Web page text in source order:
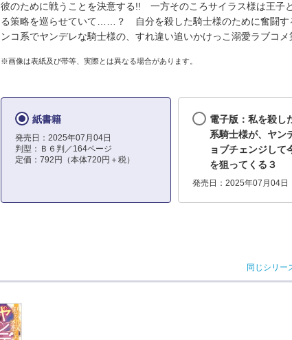
彼のために戦うことを決意する!! 一方そのころサイラス様は王子
る策略を巡らせていて……？ 自分を殺した騎士様のために奮闘す
ンコ系でヤンデレな騎士様の、すれ違い追いかけっこ溺愛ラブコメ
※画像は表紙及び帯等、実際とは異なる場合があります。
紙書籍
発売日：2025年07月04日
判型：Ｂ６判／164ページ
定価：792円（本体720円＋税）
電子版：私を殺し
系騎士様が、ヤン
ョブチェンジして
を狙ってくる３
発売日：2025年07月04日
同じシリー